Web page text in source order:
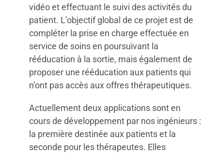
vidéo et effectuant le suivi des activités du
patient. L’objectif global de ce projet est de
compléter la prise en charge effectuée en
service de soins en poursuivant la
rééducation à la sortie, mais également de
proposer une rééducation aux patients qui
n’ont pas accès aux offres thérapeutiques.
Actuellement deux applications sont en
cours de développement par nos ingénieurs :
la première destinée aux patients et la
seconde pour les thérapeutes. Elles